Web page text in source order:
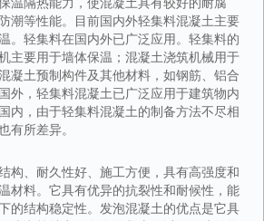
潮等性能。目前国内外轻集料混凝土主要
。轻集料在国内外已广泛应用。轻集料的
主要用于墙体保温；混凝土浇筑机械用于
凝土预制构件及其他材料，如钢筋、铝合
外，轻集料混凝土已广泛应用于建筑物内
内，由于轻集料混凝土的制备方法不尽相
有所差异。
构、耐久性好、施工方便，具有高强度和
材料。它具有优异的抗裂性和耐候性，能
的结构稳定性。发泡混凝土的优点是它具